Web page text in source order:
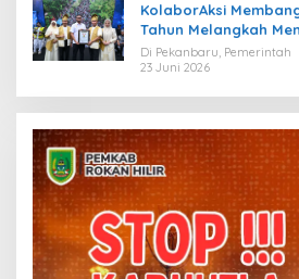
KolaborAksi
Tahun Melangkah
Maju
Di Pekanbaru, Pemerintah
23 Juni 2026